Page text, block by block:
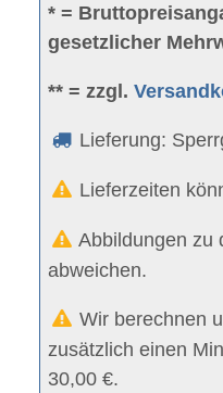
* =
gesetzlicher
** = zzgl.
Lieferung:
Lieferzeiten
Abbildungen zu
abweichen.
Wir berechnen
zusätzlich einen
30,00 €.